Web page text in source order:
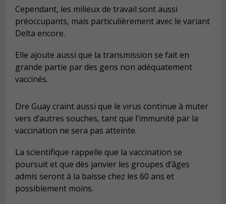
Cependant, les milieux de travail sont aussi
préoccupants, mais particulièrement avec le variant
Delta encore.
Elle ajoute aussi que la transmission se fait en
grande partie par des gens non adéquatement
vaccinés.
Dre Guay craint aussi que le virus continue à muter
vers d’autres souches, tant que l’immunité par la
vaccination ne sera pas atteinte.
La scientifique rappelle que la vaccination se
poursuit et que dès janvier les groupes d’âges
admis seront à la baisse chez les 60 ans et
possiblement moins.